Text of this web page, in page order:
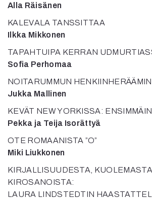
Alla Räisänen
KALEVALA TANSSITTAA
Ilkka Mikkonen
TAPAHTUIPA KERRAN
Sofia Perhomaa
NOITARUMMUN
Jukka Mallinen
KEVÄT NEW YORKISSA:
Pekka ja Teija Isorättyä
OTE ROMAANISTA ”O”
Miki Liukkonen
KIRJALLISUUDESTA,
KIROSANOISTA:
LAURA LINDSTEDTIN